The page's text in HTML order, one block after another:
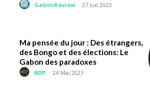
GabonReview - 27 Juil 2023
Ma pensée du jour : Des étrangers,
des Bongo et des élections: Le
Gabon des paradoxes
BDP - 24 Mai 2023